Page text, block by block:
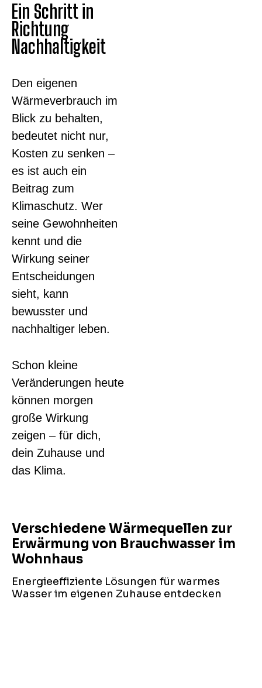
Ein Schritt in
Richtung
Nachhaltigkeit
Den eigenen
Wärmeverbrauch im
Blick zu behalten,
bedeutet nicht nur,
Kosten zu senken –
es ist auch ein
Beitrag zum
Klimaschutz. Wer
seine Gewohnheiten
kennt und die
Wirkung seiner
Entscheidungen
sieht, kann
bewusster und
nachhaltiger leben.
Schon kleine
Veränderungen heute
können morgen
große Wirkung
zeigen – für dich,
dein Zuhause und
das Klima.
Verschiedene Wärmequellen zur
Erwärmung von Brauchwasser im
Wohnhaus
Energieeffiziente Lösungen für warmes
Wasser im eigenen Zuhause entdecken